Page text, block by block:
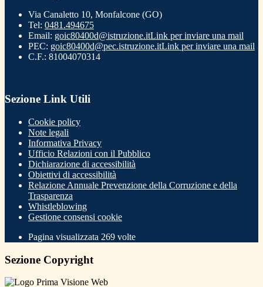
Via Canaletto 10, Monfalcone (GO)
Tel: 0481.494675
Email: goic80400d@istruzione.itLink per inviare una mail
PEC: goic80400d@pec.istruzione.itLink per inviare una mail
C.F.: 81004070314
Sezione Link Utili
Cookie policy
Note legali
Informativa Privacy
Ufficio Relazioni con il Pubblico
Dichiarazione di accessibilità
Obiettivi di accessibilità
Relazione Annuale Prevenzione della Corruzione e della
Trasparenza
Whistleblowing
Gestione consensi cookie
Pagina visualizzata 269 volte
Sezione Copyright